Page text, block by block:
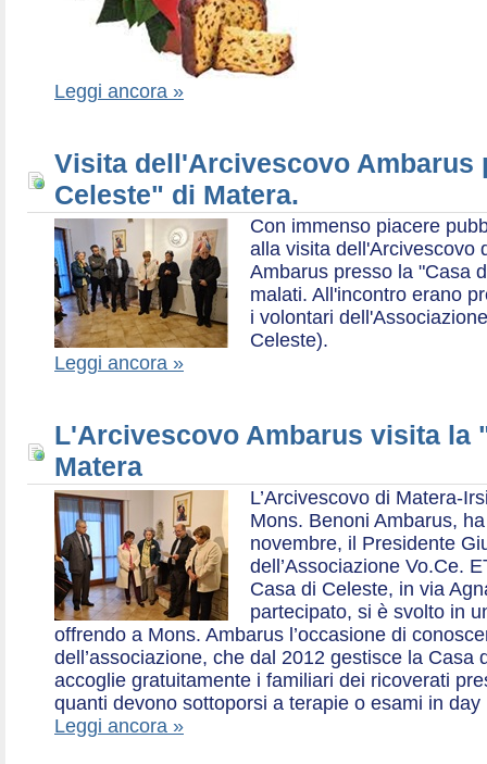
Leggi ancora »
Visita dell'Arcivescovo Ambarus
Celeste" di Matera.
Con immenso piacere
alla visita dell'Arcivescovo
Ambarus presso la "Casa
malati. All'incontro erano
i volontari
Celeste).
Leggi ancora »
L'Arcivescovo Ambarus visita la
Matera
L’Arcivescovo di Matera-
Mons. Benoni Ambarus,
novembre, il Presidente
dell’Associazione Vo.Ce.
Casa di Celeste, in via
partecipato, si è svolto in
offrendo a Mons. Ambarus l’occasione di
dell’associazione, che dal 2012 gestisce la Casa
accoglie gratuitamente i familiari dei ricoverati
quanti devono sottoporsi a terapie o esami in day
Leggi ancora »